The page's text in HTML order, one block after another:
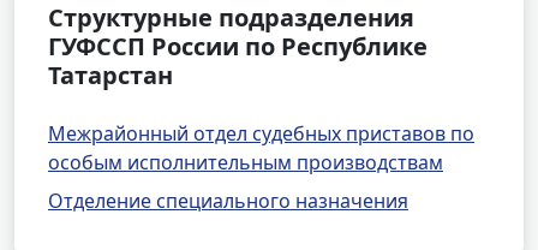
Структурные подразделения
ГУФССП России по Республике
Татарстан
Межрайонный отдел судебных приставов по
особым исполнительным производствам
Отделение специального назначения